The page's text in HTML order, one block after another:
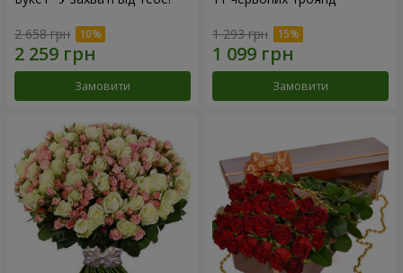
2 658 грн
Замовити
1 293 грн
Замовити